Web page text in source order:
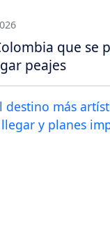
que se
peajes